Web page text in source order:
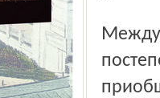
Между тем есть города и даже целые страны, где